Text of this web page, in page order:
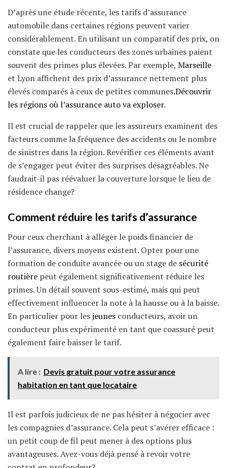
D’après une étude récente, les tarifs d’assurance
automobile dans certaines régions peuvent varier
considérablement. En utilisant un comparatif des prix, on
constate que les conducteurs des zones urbaines paient
souvent des primes plus élevées. Par exemple, Marseille
et Lyon affichent des prix d’assurance nettement plus
élevés comparés à ceux de petites communes.Découvrir
les régions où l’assurance auto va exploser.
Il est crucial de rappeler que les assureurs examinent des
facteurs comme la fréquence des accidents ou le nombre
de sinistres dans la région. Revérifier ces éléments avant
de s’engager peut éviter des surprises désagréables. Ne
faudrait-il pas réévaluer la couverture lorsque le lieu de
résidence change?
Comment réduire les tarifs d’assurance
Pour ceux cherchant à alléger le poids financier de
l’assurance, divers moyens existent. Opter pour une
formation de conduite avancée ou un stage de sécurité
routière peut également significativement réduire les
primes. Un détail souvent sous-estimé, mais qui peut
effectivement influencer la note à la hausse ou à la baisse.
En particulier pour lesjeunes conducteurs, avoir un
conducteur plus expérimenté en tant que coassuré peut
également faire baisser le tarif.
A lire : Devis gratuit pour votre assurance
habitation en tant que locataire
Il est parfois judicieux de ne pas hésiter à négocier avec
les compagnies d’assurance. Cela peut s’avérer efficace :
un petit coup de fil peut mener à des options plus
avantageuses. Avez-vous déjà pensé à revoir votre